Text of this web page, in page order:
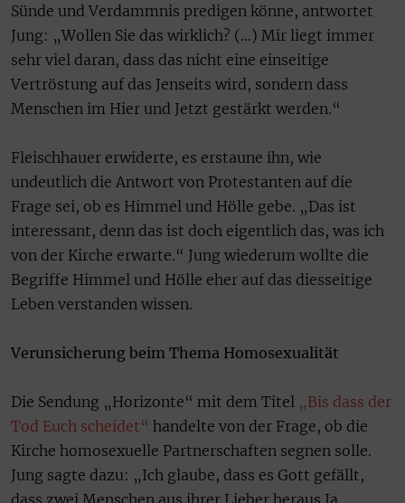
Sünde und Verdammnis predigen könne, antwortet
Jung: „Wollen Sie das wirklich? (…) Mir liegt immer
sehr viel daran, dass das nicht eine einseitige
Vertröstung auf das Jenseits wird, sondern dass
Menschen im Hier und Jetzt gestärkt werden.“
Fleischhauer erwiderte, es erstaune ihn, wie
undeutlich die Antwort von Protestanten auf die
Frage sei, ob es Himmel und Hölle gebe. „Das ist
interessant, denn das ist doch eigentlich das, was ich
von der Kirche erwarte.“ Jung wiederum wollte die
Begriffe Himmel und Hölle eher auf das diesseitige
Leben verstanden wissen.
Verunsicherung beim Thema Homosexualität
Die Sendung „Horizonte“ mit dem Titel „Bis dass der
Tod Euch scheidet“ handelte von der Frage, ob die
Kirche homosexuelle Partnerschaften segnen solle.
Jung sagte dazu: „Ich glaube, dass es Gott gefällt,